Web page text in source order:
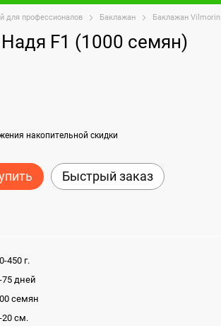
для профессионалов Баклажан Баклажан Vilmorin
F1 (1000 семян)
накопительной скидки
Быстрый заказ
450 г.
75 дней
семян
20 cм.